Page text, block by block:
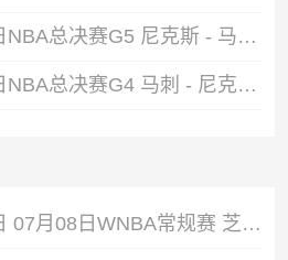
2026年06月14日NBA总决赛G5 尼克斯 - 马刺 全场录像
2026年06月11日NBA总决赛G4 马刺 - 尼克斯 全场录像
2026年07月08日 07月08日WNBA常规赛 芝加哥天空 77 - 66 菲尼克斯水星 集锦